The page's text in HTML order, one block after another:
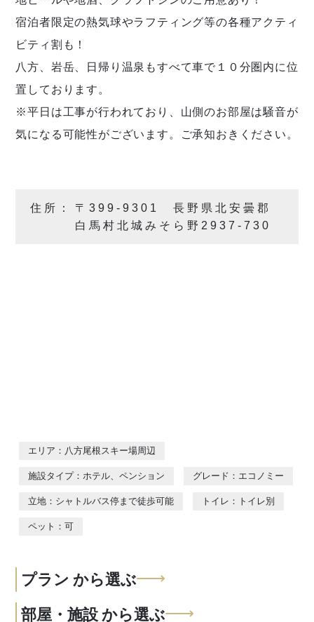
宿泊者限定の熱気球やラフティング等の各種アクティ
ビティ割も！
八方、岩岳、日帰り温泉もすべて車で１０分圏内に位
置しております。
※平日は工事が行われており、山側のお部屋は騒音が
気になる可能性がございます。ご承知おきください。
住所：
〒399-9301 長野県北安曇郡
白馬村北城みそら野2937-730
エリア：八方尾根スキー場周辺
施設タイプ：ホテル、ペンション グレード：エコノミー
立地：シャトルバス停まで徒歩可能 トイレ：トイレ別
ペット：可
プラン から選ぶ
部屋・施設 から選ぶ